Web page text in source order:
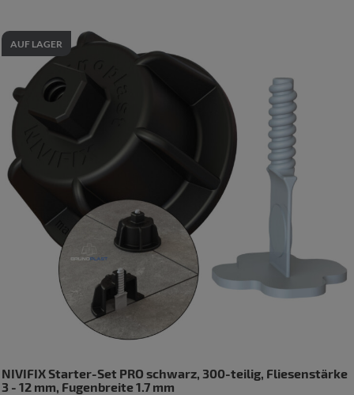
AUF LAGER
NIVIFIX Starter-Set PRO schwarz, 300-teilig, Fliesenstärke
3 - 12 mm, Fugenbreite 1.7 mm